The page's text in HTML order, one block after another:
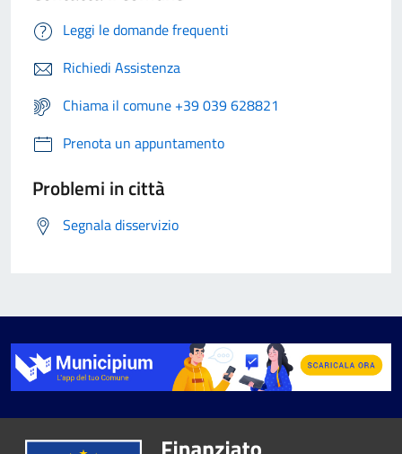
Leggi le domande frequenti
Richiedi Assistenza
Chiama il comune +39 039 628821
Prenota un appuntamento
Problemi in città
Segnala disservizio